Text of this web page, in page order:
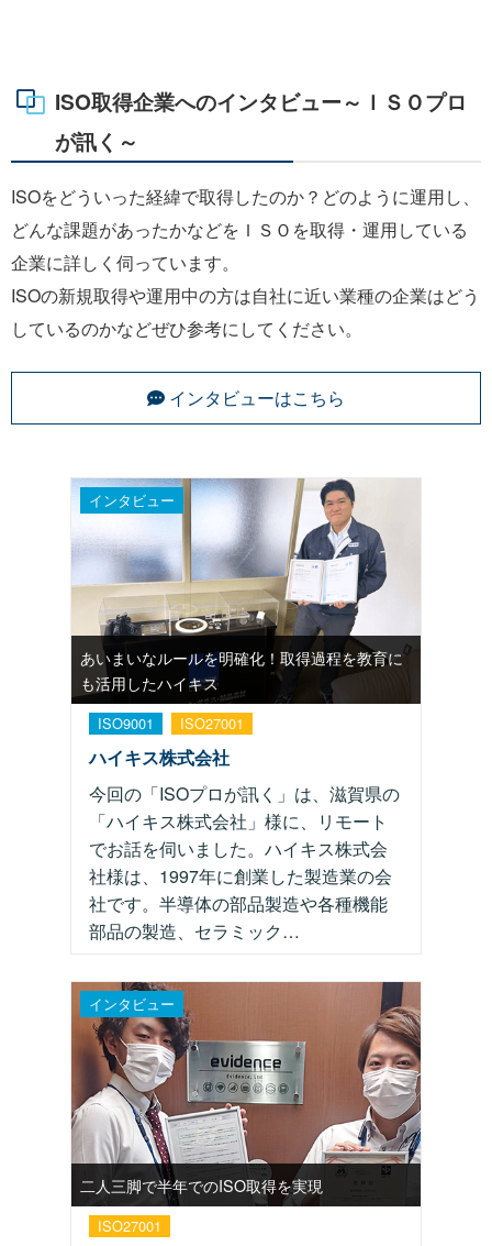
ISO取得企業へのインタビュー～ＩＳＯプロ
が訊く～
ISOをどういった経緯で取得したのか？どのように運用し、
どんな課題があったかなどをＩＳＯを取得・運用している
企業に詳しく伺っています。
ISOの新規取得や運用中の方は自社に近い業種の企業はどう
しているのかなどぜひ参考にしてください。
インタビューはこちら
インタビュー
あいまいなルールを明確化！取得過程を教育に
も活用したハイキス
ISO9001 ISO27001
ハイキス株式会社
今回の「ISOプロが訊く」は、滋賀県の
「ハイキス株式会社」様に、リモート
でお話を伺いました。ハイキス株式会
社様は、1997年に創業した製造業の会
社です。半導体の部品製造や各種機能
部品の製造、セラミック…
インタビュー
二人三脚で半年でのISO取得を実現
ISO27001